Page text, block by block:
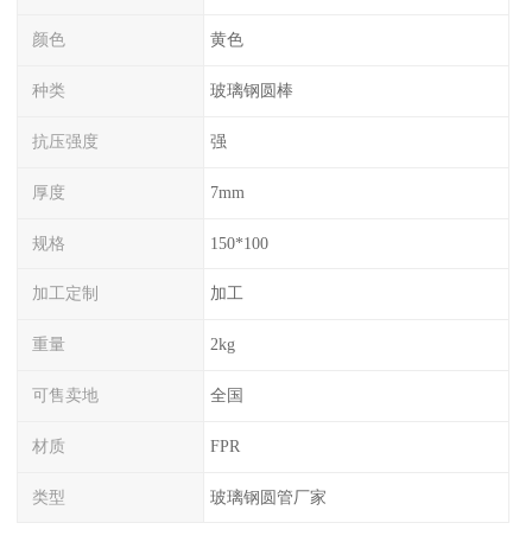
颜色 黄色
种类 玻璃钢圆棒
抗压强度 强
厚度 7mm
规格 150*100
加工定制 加工
重量 2kg
可售卖地 全国
材质 FPR
类型 玻璃钢圆管厂家